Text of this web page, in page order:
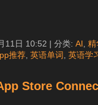
11日 10:52 | 分类: AI, 精
推荐, 英语单词, 英语学
Store